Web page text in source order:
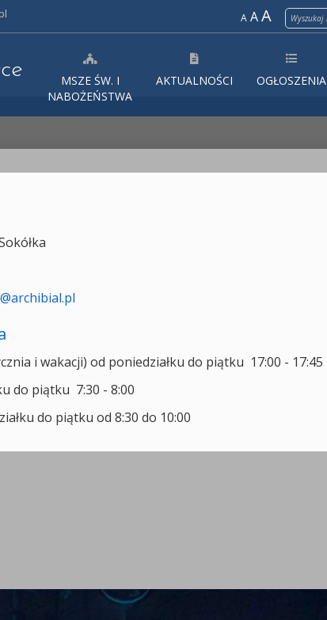
A AA
MSZE ŚW. I
NABOŻEŃSTWA
AKTUALNOŚCI OGŁOSZENIA
i wakacji) od poniedziałku do piątku 17:00 - 17:45
do piątku 7:30 - 8:00
do piątku od 8:30 do 10:00